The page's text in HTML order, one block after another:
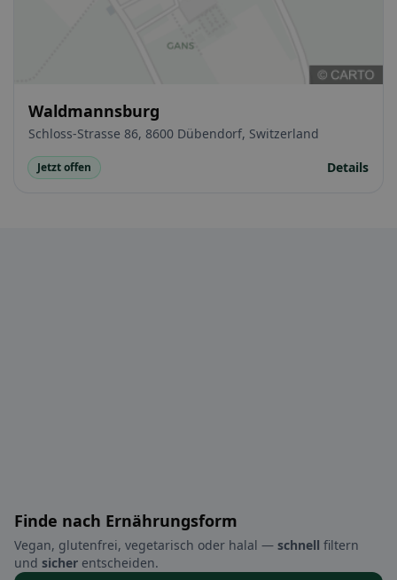
Waldmannsburg
Schloss-Strasse 86, 8600 Dübendorf, Switzerland
Jetzt offen Details
Finde nach Ernährungsform
Vegan, glutenfrei, vegetarisch oder halal — schnell filtern
und sicher entscheiden.